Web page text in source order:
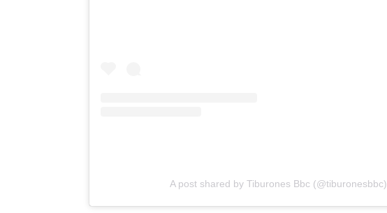
A post shared by Tiburones Bbc (@tiburonesbbc)